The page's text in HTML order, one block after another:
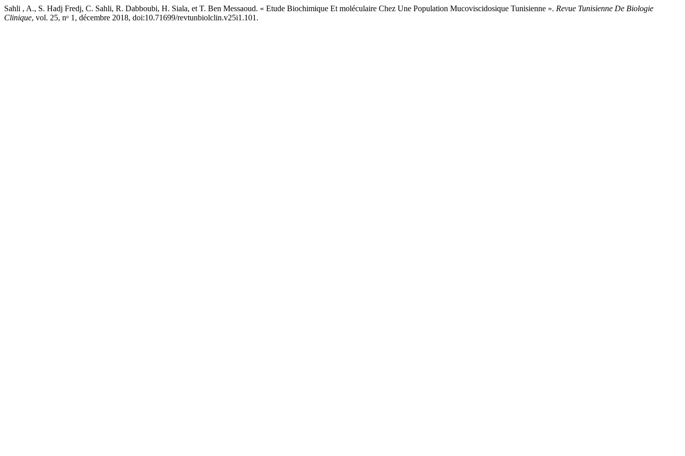
Sahli , A., S. Hadj Fredj, C. Sahli, R. Dabboubi, H. Siala, et T. Ben Messaoud. « Etude Biochimique Et moléculaire Chez Une Population Mucoviscidosique Tunisienne ». Revue Tunisienne De Biologie
Clinique, vol. 25, nᵒ 1, décembre 2018, doi:10.71699/revtunbiolclin.v25i1.101.